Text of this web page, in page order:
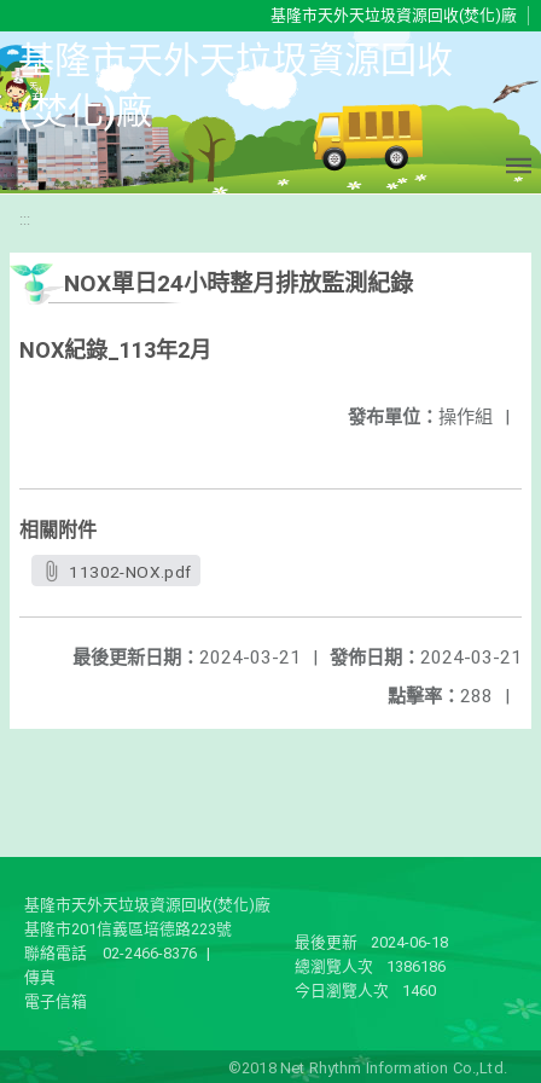
基隆市天外天垃圾資源回收(焚化)廠
基隆市天外天垃圾資源回收
(焚化)廠
:::
NOX單日24小時整月排放監測紀錄
NOX紀錄_113年2月
發布單位： 操作組 |
相關附件
11302-NOX.pdf
發佈日期： 2024-03-21
最後更新日期： 2024-03-21
|
點擊率： 288 |
基隆市天外天垃圾資源回收(焚化)廠
基隆市201信義區培德路223號
聯絡電話
02-2466-8376 |
傳真
電子信箱
最後更新
2024-06-18
總瀏覽人次
1386186
今日瀏覽人次
1460
©2018 Net Rhythm Information Co.,Ltd.